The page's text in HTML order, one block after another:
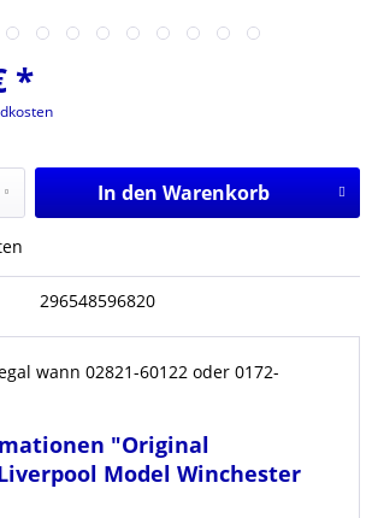
*
In den Warenkorb
296548596820
wann 02821-60122 oder 0172-
"Original
Model Winchester